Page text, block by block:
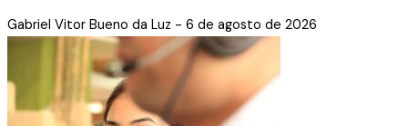
Gabriel Vitor Bueno da Luz 6 de agosto de 2026